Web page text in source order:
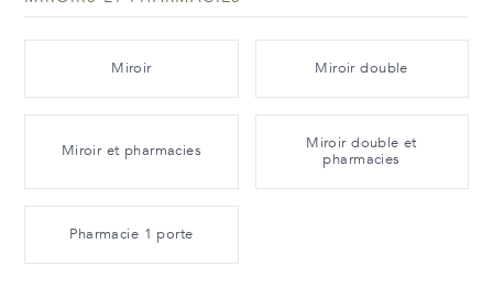
Miroir Miroir double
Miroir et pharmacies
Miroir double et
pharmacies
Pharmacie 1 porte